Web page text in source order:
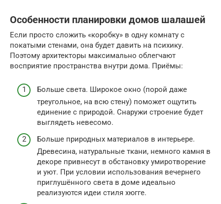
Особенности планировки домов шалашей
Если просто сложить «коробку» в одну комнату с
покатыми стенами, она будет давить на психику.
Поэтому архитекторы максимально облегчают
восприятие пространства внутри дома. Приёмы:
Больше света. Широкое окно (порой даже
треугольное, на всю стену) поможет ощутить
единение с природой. Снаружи строение будет
выглядеть невесомо.
Больше природных материалов в интерьере.
Древесина, натуральные ткани, немного камня в
декоре привнесут в обстановку умиротворение
и уют. При условии использования вечернего
приглушённого света в доме идеально
реализуются идеи стиля хюгге.